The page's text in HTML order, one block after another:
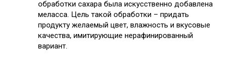
обработки сахара была искусственно добавлена
меласса. Цель такой обработки – придать
продукту желаемый цвет, влажность и вкусовые
качества, имитирующие нерафинированный
вариант.